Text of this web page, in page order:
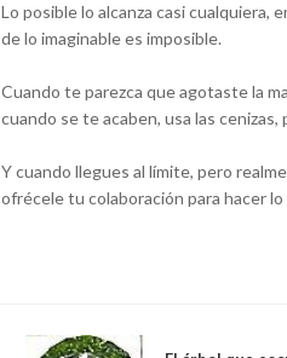
Lo posible lo alcanza casi cualquiera,
de lo imaginable es imposible.
Cuando te parezca que agotaste la
cuando se te acaben, usa las
Y cuando llegues al límite, pero
ofrécele tu colaboración para hacer